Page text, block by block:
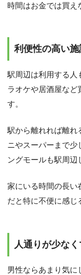
時間はお金では買え
利便性の高い
駅周辺は利用する人
ラオケや居酒屋など
す。
駅から離れれば離れ
ニやスーパーまで少
ングモールも駅周辺
家にいる時間の長い
だと特に不便に感じ
人通りが少な
男性ならあまり気に